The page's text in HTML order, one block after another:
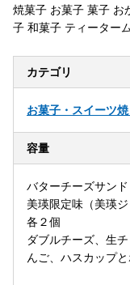
焼菓子 お菓子 菓子 お
子 和菓子 ティーター
カテゴリ
お菓子・スイーツ
容量
バターチーズサン
美瑛限定味（美瑛
各２個
ダブルチーズ、生
んご、ハスカップ